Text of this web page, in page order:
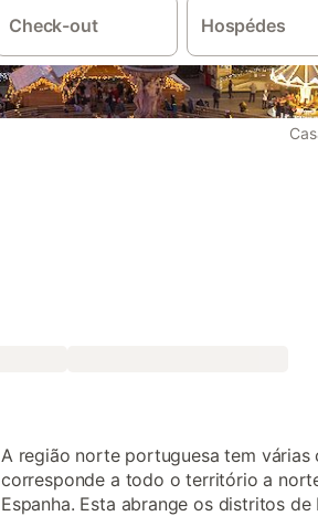
Check-out Hospédes
A região norte portuguesa tem várias
corresponde a todo o território a
Espanha. Esta abrange os distritos